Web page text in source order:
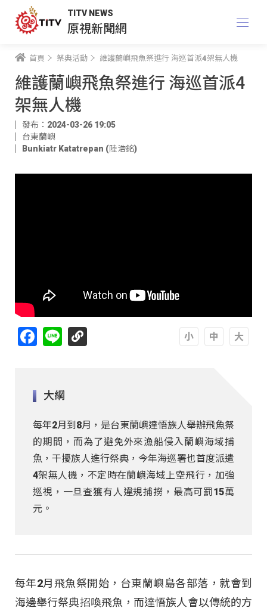
TITV NEWS
原視新聞網
首頁 祭典活動 維護蘭嶼飛魚祭進行 海巡首派4架無人機
維護蘭嶼飛魚祭進行 海巡首派4
架無人機
發布：2024-03-26 19:05
台東蘭嶼
Bunkiatr Katatrepan (陸浩銘)
Facebook
Line
大綱
每年2月到8月，是台東蘭嶼達悟族人舉辦飛魚祭
的期間，而為了避免外來漁船侵入蘭嶼海域捕
魚，干擾族人進行祭典，今年海巡署也首度派遣
4架無人機，不定時在蘭嶼海域上空飛行，加強
巡視，一旦查獲有人違規捕撈，最高可罰15萬
元。
每年2月飛魚祭開始，台東蘭嶼島各部落，就會到
海邊舉行祭典招喚飛魚，而達悟族人會以傳統的方